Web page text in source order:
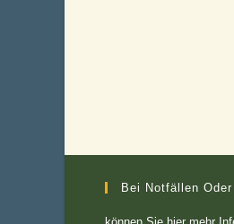
Bei Notfällen